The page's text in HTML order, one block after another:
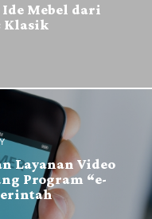
Mebel dari
Klasik
Layanan Video
Program “e-